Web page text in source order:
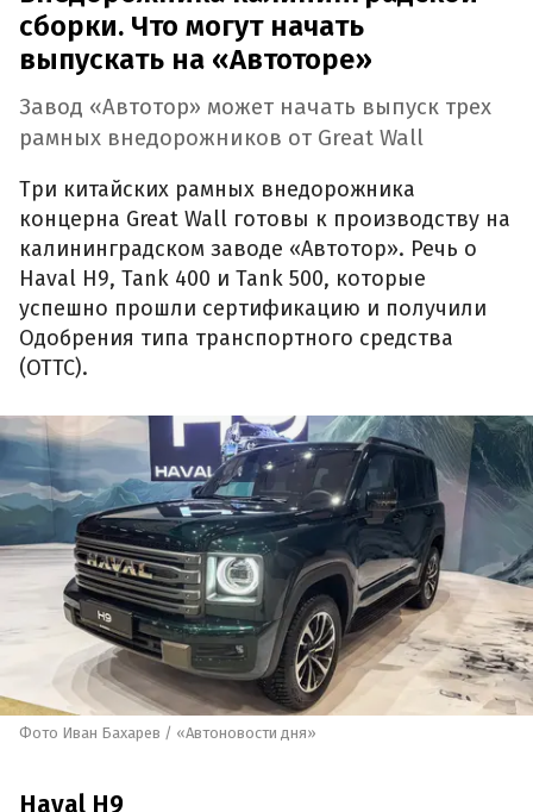
сборки. Что могут начать
выпускать на «Автоторе»
Завод «Автотор» может начать выпуск трех
рамных внедорожников от Great Wall
Три китайских рамных внедорожника
концерна Great Wall готовы к производству на
калининградском заводе «Автотор». Речь о
Haval H9, Tank 400 и Tank 500, которые
успешно прошли сертификацию и получили
Одобрения типа транспортного средства
(ОТТС).
Фото Иван Бахарев / «Автоновости дня»
Haval H9